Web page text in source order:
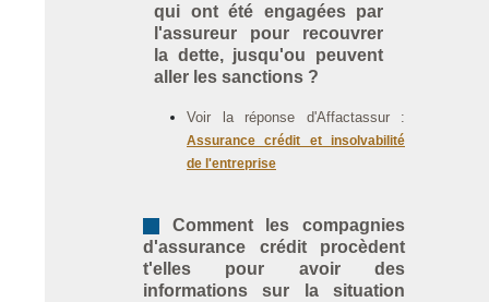
qui ont été engagées par
l'assureur pour recouvrer
la dette, jusqu'ou peuvent
aller les sanctions ?
Voir la réponse d'Affactassur :
Assurance crédit et insolvabilité
de l'entreprise
Comment les compagnies
d'assurance crédit procèdent
t'elles pour avoir des
informations sur la situation